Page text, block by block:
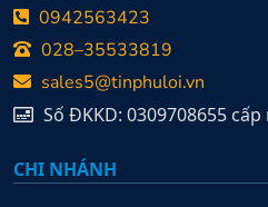
0942563423
028–35533819
sales5@tinphuloi.vn
Số ĐKKD: 0309708655
CHI NHÁNH